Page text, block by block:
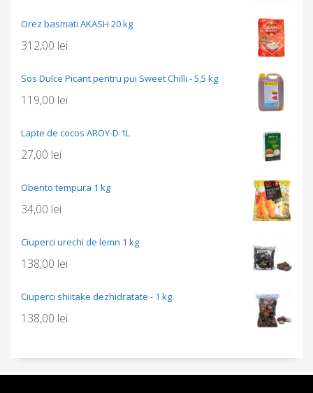
Orez basmati AKASH 20 kg
312,00 lei
Sos Dulce Picant pentru pui Sweet Chilli - 5,5 kg
119,00 lei
Lapte de cocos AROY-D 1L
27,00 lei
Obento tempura 1 kg
34,00 lei
Ciuperci urechi de lemn 1 kg
138,00 lei
Ciuperci shiitake dezhidratate - 1 kg
138,00 lei